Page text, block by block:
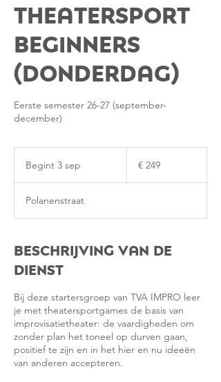
Theatersport
Beginners
(Donderdag)
Eerste semester 26-27 (september-
december)
Begint 3 sep
i
n
3
s
€ 249
Polanenstraat
Beschrijving van de
dienst
Bij deze startersgroep van TVA IMPRO leer
je met theatersportgames de basis van
improvisatietheater: de vaardigheden om
zonder plan het toneel op durven gaan,
positief te zijn en in het hier en nu ideeën
van anderen accepteren.